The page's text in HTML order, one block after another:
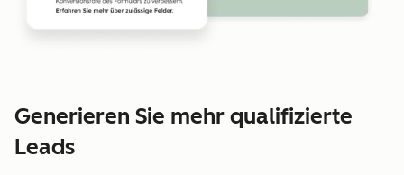
Generieren Sie mehr qualifizierte
Leads